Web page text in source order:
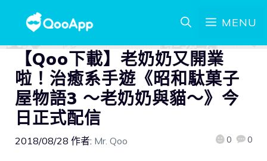
MENU
【Qoo下載】老奶奶又開業
啦！治癒系手遊《昭和駄菓子
屋物語3 ～老奶奶與貓～》今
日正式配信
2018/08/28 作者: Mr. Qoo 0 0